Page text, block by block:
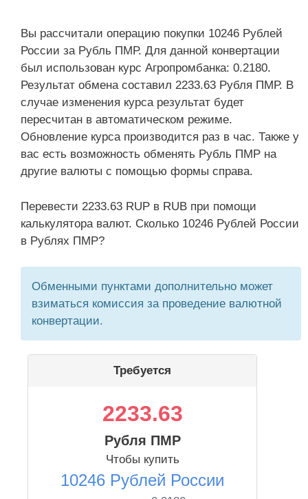
Вы рассчитали операцию покупки 10246 Рублей
России за Рубль ПМР. Для данной конвертации
был использован курс Агропромбанка: 0.2180.
Результат обмена составил 2233.63 Рубля ПМР. В
случае изменения курса результат будет
пересчитан в автоматическом режиме.
Обновление курса производится раз в час. Также у
вас есть возможность обменять Рубль ПМР на
другие валюты с помощью формы справа.
Перевести 2233.63 RUP в RUB при помощи
калькулятора валют. Сколько 10246 Рублей России
в Рублях ПМР?
Обменными пунктами дополнительно может
взиматься комиссия за проведение валютной
конвертации.
Требуется
2233.63
Рубля ПМР
Чтобы купить
10246 Рублей России